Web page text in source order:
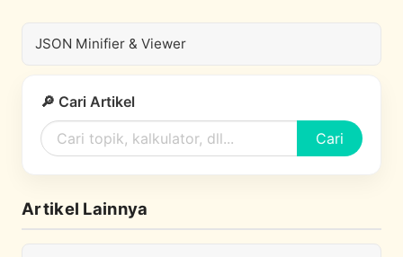
JSON Minifier & Viewer
🔎 Cari Artikel
Cari
Artikel Lainnya